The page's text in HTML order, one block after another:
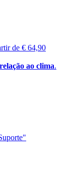
de € 64,90
ao clima.